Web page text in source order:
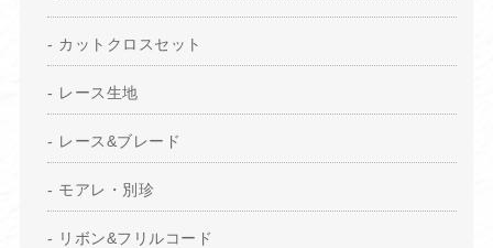
カットクロスセット
レース生地
レース&ブレード
モアレ・別珍
リボン&フリルコード